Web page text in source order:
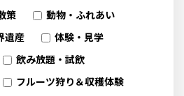
策
動物・ふれあい
遺産
体験・見学
飲み放題・試飲
フルーツ狩り＆収穫体験